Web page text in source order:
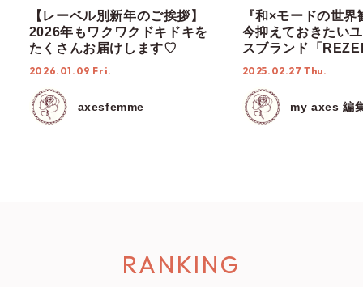
【レーベル別新年のご挨拶】
2026年もワクワクドキドキを
たくさんお届けします♡
2026.01.09 Fri.
axesfemme
『和×モードの世
今抑えておきたい
スブランド「
X」を大解剖！
2025.02.27 Thu.
my axes 編
RANKING